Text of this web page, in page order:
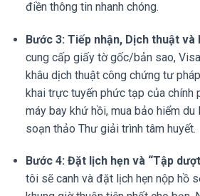
điền thông tin nhanh chóng.
Bước 3: Tiếp nhận, Dịch thuật và
cung cấp giấy tờ gốc/bản sao,
khâu dịch thuật công chứng tư
khai trực tuyến phức tạp của chính
máy bay khứ hồi, mua bảo hiểm
soạn thảo Thư giải trình tâm huyết.
Bước 4: Đặt lịch hẹn và “Tập
tôi sẽ canh và đặt lịch hẹn nộp hồ